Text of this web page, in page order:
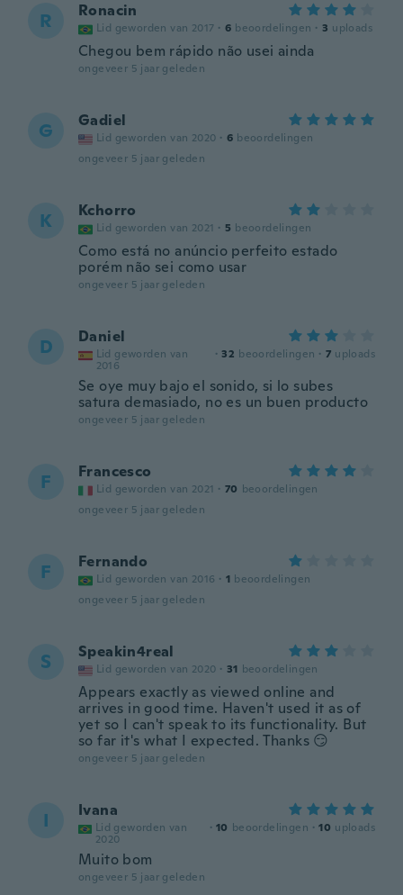
R Ronacin
Lid geworden van 2017 · 6 beoordelingen · 3 uploads
Chegou bem rápido não usei ainda
ongeveer 5 jaar geleden
G Gadiel
Lid geworden van 2020 · 6 beoordelingen
ongeveer 5 jaar geleden
K Kchorro
Lid geworden van 2021 · 5 beoordelingen
Como está no anúncio perfeito estado
porém não sei como usar
ongeveer 5 jaar geleden
D Daniel
Lid geworden van
2016
· 32 beoordelingen · 7 uploads
Se oye muy bajo el sonido, si lo subes
satura demasiado, no es un buen producto
ongeveer 5 jaar geleden
F Francesco
Lid geworden van 2021 · 70 beoordelingen
ongeveer 5 jaar geleden
F Fernando
Lid geworden van 2016 · 1 beoordelingen
ongeveer 5 jaar geleden
S Speakin4real
Lid geworden van 2020 · 31 beoordelingen
Appears exactly as viewed online and
arrives in good time. Haven't used it as of
yet so I can't speak to its functionality. But
so far it's what I expected. Thanks 😏
ongeveer 5 jaar geleden
I Ivana
Lid geworden van
2020
· 10 beoordelingen · 10 uploads
Muito bom
ongeveer 5 jaar geleden